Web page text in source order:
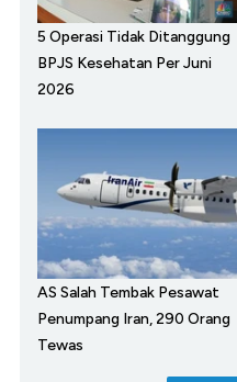
5 Operasi Tidak Ditanggung
BPJS Kesehatan Per Juni
2026
AS Salah Tembak Pesawat
Penumpang Iran, 290 Orang
Tewas